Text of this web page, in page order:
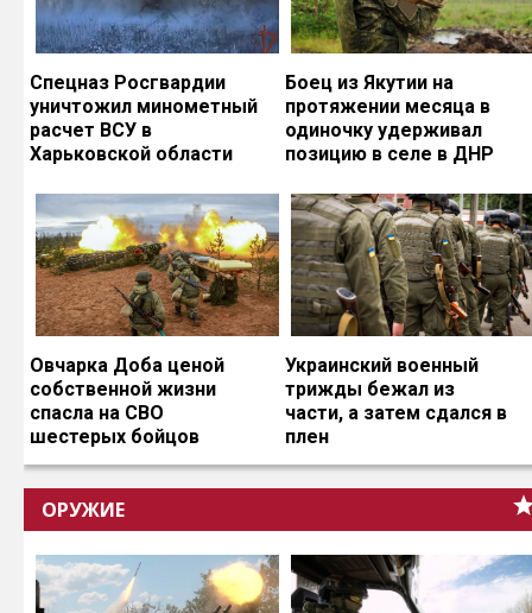
Спецназ Росгвардии
уничтожил минометный
расчет ВСУ в
Харьковской области
Боец из Якутии на
протяжении месяца в
одиночку удерживал
позицию в селе в ДНР
Овчарка Доба ценой
собственной жизни
спасла на СВО
шестерых бойцов
Украинский военный
трижды бежал из
части, а затем сдался в
плен
ОРУЖИЕ